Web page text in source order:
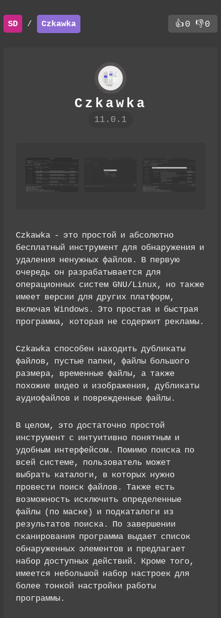
SD / Czkawka 👍 0 👎0
Czkawka
11.0.1
Czkawka - это простой и абсолютно
бесплатный инструмент для обнаружения и
удаления ненужных файлов. В первую
очередь он разрабатывается для
операционных систем GNU/Linux, но также
имеет версии для других платформ,
включая Windows. Это простая и быстрая
программа, которая не содержит рекламы.
Czkawka способен находить дубликаты
файлов, пустые папки, файлы большого
размера, временные файлы, а также
похожие видео и изображения, дубликаты
аудиофайлов и поврежденные файлы.
В целом, это достаточно простой
инструмент с интуитивно понятным и
удобным интерфейсом. Помимо поиска по
всей системе, пользователь может
выбрать каталоги, в которых нужно
провести поиск файлов. Также есть
возможность исключить определенные
файлы (по маске) и подкаталоги из
результатов поиска. По завершении
сканирования программа выдает список
обнаруженных элементов и предлагает
набор доступных действий. Кроме того,
имеется небольшой набор настроек для
более тонкой настройки работы
программы.